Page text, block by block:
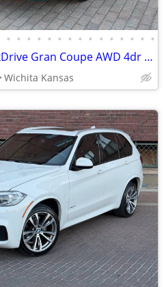
• • • • • • • • • • • • • • •
2018 BWM 430i xDrive Gran Coupe AWD 4dr 5 dr Sdn. NO ACCIDENTS! 33mpg
Wichita Kansas